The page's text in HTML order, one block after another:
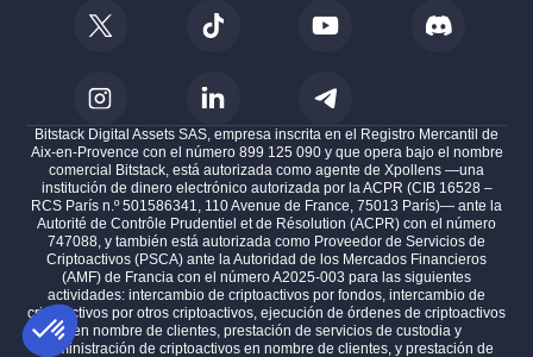
Bitstack Digital Assets SAS, empresa inscrita en el Registro Mercantil de
Aix-en-Provence con el número 899 125 090 y que opera bajo el nombre
comercial Bitstack, está autorizada como agente de Xpollens —una
institución de dinero electrónico autorizada por la ACPR (CIB 16528 –
RCS París n.º 501586341, 110 Avenue de France, 75013 París)— ante la
Autorité de Contrôle Prudentiel et de Résolution (ACPR) con el número
747088, y también está autorizada como Proveedor de Servicios de
Criptoactivos (PSCA) ante la Autoridad de los Mercados Financieros
(AMF) de Francia con el número A2025-003 para las siguientes
actividades: intercambio de criptoactivos por fondos, intercambio de
criptoactivos por otros criptoactivos, ejecución de órdenes de criptoactivos
en nombre de clientes, prestación de servicios de custodia y
administración de criptoactivos en nombre de clientes, y prestación de